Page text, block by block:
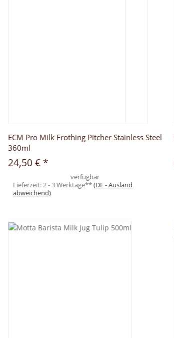
ECM Pro Milk Frothing Pitcher Stainless Steel
360ml
24,50 € *
verfügbar
Lieferzeit:2 - 3 Werktage**(DE - Ausland
abweichend)